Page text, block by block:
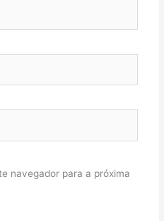
navegador para a próxima